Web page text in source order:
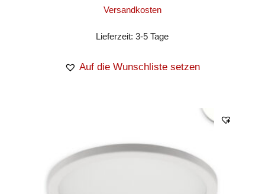
Versandkosten
Lieferzeit:3-5 Tage
Auf die Wunschliste setzen